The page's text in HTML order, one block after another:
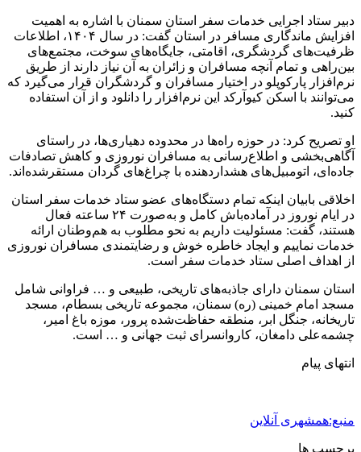
دبیر ستاد اجرایی خدمات سفر استان سمنان با اشاره به اهمیت
افزایش ماندگاری مسافر در استان گفت: در سال ۱۴۰۴، اطلاعات
ظرفیت‌های گردشگری، اقامتی، جایگاه‌های سوخت، مجتمع‌های
بین‌راهی و تمام آنچه مسافران و زائران به آن نیاز دارند از طریق
نرم‌افزار پارکوپلو در اختیار مسافران و گردشگران قرار می‌گیرد که
می‌توانند با اسکن کیوآرکد این نرم‌افزار را دانلود و از آن استفاده
کنید.
او تصریح کرد: در حوزه راه‌ها در محدوده دهیاری‌ها، در راستای
آگاهی‌بخشی و اطلاع‌رسانی به مسافران نوروزی و کاهش تصادفات
جاده‌ای، اتومبیل‌های هشداردهنده با چراغ‌های گردان مستقرشده‌اند.
اخلاقی بابیان اینکه تمام دستگاه‌های عضو ستاد خدمات سفر استان
در ایام نوروز در آماده‌باش کامل و به‌صورت ۲۴ ساعته فعال
هستند، گفت: مسئولیت داریم به نحو مطلوب به هم‌وطنان ارائه
خدمات نماییم و ایجاد خاطره خوش و رضایتمندی مسافران نوروزی
از اهداف اصلی ستاد خدمات سفر است.
استان سمنان دارای جاذبه‌های تاریخی، طبیعی و … فراوانی شامل
مسجد امام خمینی (ره) سمنان، مجموعه تاریخی بسطام، مسجد
تاریخانه، جنگل ابر، منطقه حفاظت‌شده پرور، موزه باغ امیر،
چشمه‌علی دامغان، کاروانسرای ثبت جهانی و … است.
انتهای پیام
منبع:همشهری آنلاین
برچسب ها